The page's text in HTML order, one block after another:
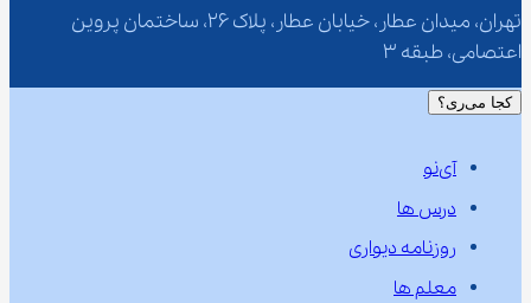
تهران، میدان عطار، خیابان عطار، پلاک 26، ساختمان پروین
اعتصامی، طبقه 3
کجا می‌ری؟
آی‌نو
درس ها
روزنامه دیواری
معلم ها